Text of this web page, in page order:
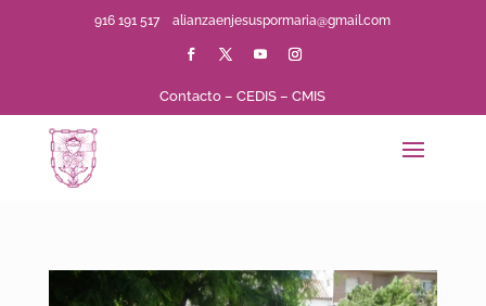
916 191 517alianzaenjesuspormaria@gmail.com
Contacto –CEDIS –CMIS